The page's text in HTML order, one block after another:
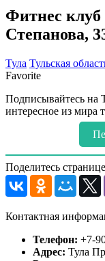
Фитнес клуб
Степанова,
Тула Тульская
Favorite
Подписывайтесь на
интересное из мира
Поделитесь
Контактная
Телефон: +7-
Адрес: Тула